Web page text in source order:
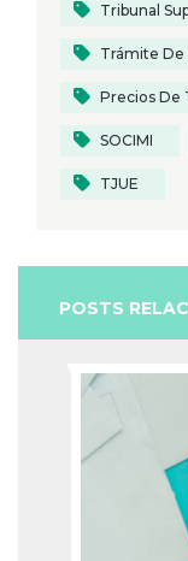
Tribunal
Trámite De
Precios De
SOCIMI
TJUE
POSTS